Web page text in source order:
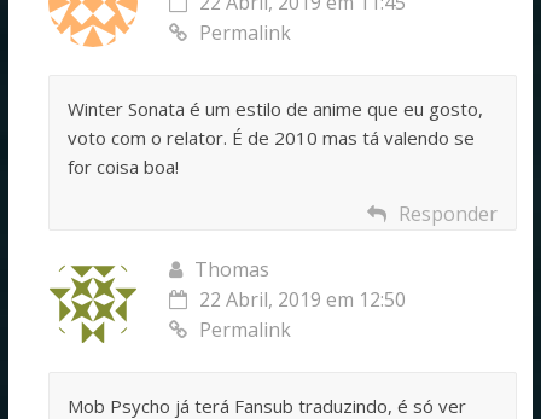
Permalink
Winter Sonata é um estilo de anime que eu gosto,
voto com o relator. É de 2010 mas tá valendo se
for coisa boa!
Responder
Thomas
22 Abril, 2019 em 12:50
Permalink
Mob Psycho já terá Fansub traduzindo, é só ver